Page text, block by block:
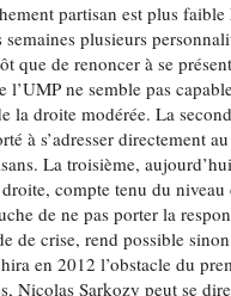
partisan est plus
semaines plusieurs
que de renoncer à se
l’UMP ne semble pas
la droite modérée. La
à s’adresser directement
La troisième,
compte tenu du
de ne pas porter la
de crise, rend possible
en 2012 l’obstacle du
Nicolas Sarkozy peut se